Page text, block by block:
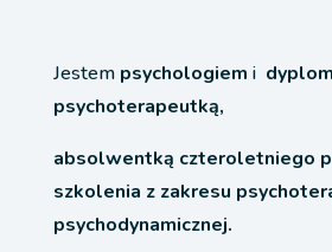
Jestem psychologiem i
psychoterapeutką,
absolwentką czteroletniego
szkolenia z zakresu
psychodynamicznej.